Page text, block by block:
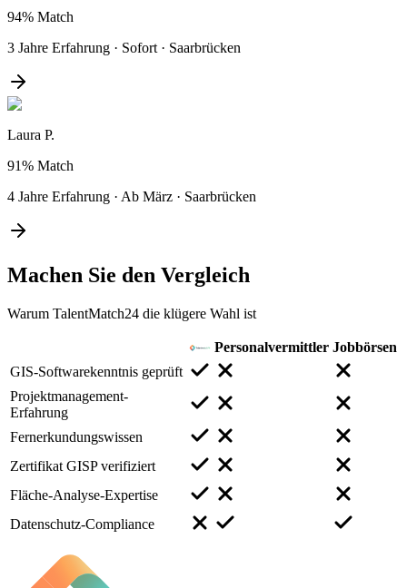
94% Match
3 Jahre Erfahrung · Sofort · Saarbrücken
Laura P.
91% Match
4 Jahre Erfahrung · Ab März · Saarbrücken
Machen Sie den Vergleich
Warum TalentMatch24 die klügere Wahl ist
Personalvermittler Jobbörsen
GIS-Softwarekenntnis geprüft
Projektmanagement-
Erfahrung
Fernerkundungswissen
Zertifikat GISP verifiziert
Fläche-Analyse-Expertise
Datenschutz-Compliance